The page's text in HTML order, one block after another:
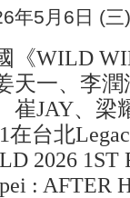
年5月6日 (三)
《WILD
天一、李
崔JAY、梁
在台北
2026 1ST
: AFTER